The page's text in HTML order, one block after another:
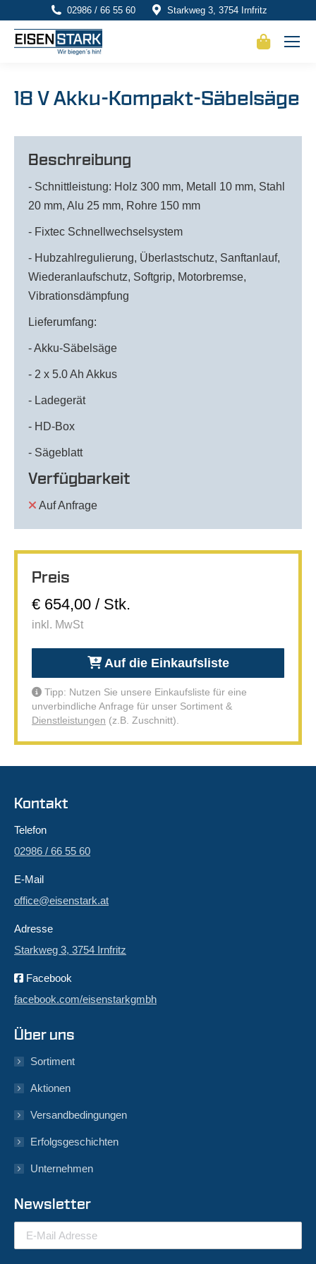
02986 / 66 55 60 Starkweg 3, 3754 Irnfritz
18 V Akku-Kompakt-Säbelsäge
Beschreibung
- Schnittleistung: Holz 300 mm, Metall 10 mm, Stahl
20 mm, Alu 25 mm, Rohre 150 mm
- Fixtec Schnellwechselsystem
- Hubzahlregulierung, Überlastschutz, Sanftanlauf,
Wiederanlaufschutz, Softgrip, Motorbremse,
Vibrationsdämpfung
Lieferumfang:
- Akku-Säbelsäge
- 2 x 5.0 Ah Akkus
- Ladegerät
- HD-Box
- Sägeblatt
Verfügbarkeit
Auf Anfrage
Preis
€ 654,00 / Stk.
inkl. MwSt
Auf die Einkaufsliste
Tipp: Nutzen Sie unsere Einkaufsliste für eine
unverbindliche Anfrage für unser Sortiment &
Dienstleistungen (z.B. Zuschnitt).
Kontakt
Telefon
02986 / 66 55 60
E-Mail
office@eisenstark.at
Adresse
Starkweg 3, 3754 Irnfritz
Facebook
facebook.com/eisenstarkgmbh
Über uns
Sortiment
Aktionen
Versandbedingungen
Erfolgsgeschichten
Unternehmen
Newsletter